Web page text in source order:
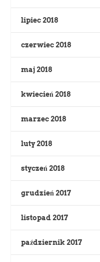
lipiec 2018
czerwiec 2018
maj 2018
kwiecień 2018
marzec 2018
luty 2018
styczeń 2018
grudzień 2017
listopad 2017
październik 2017